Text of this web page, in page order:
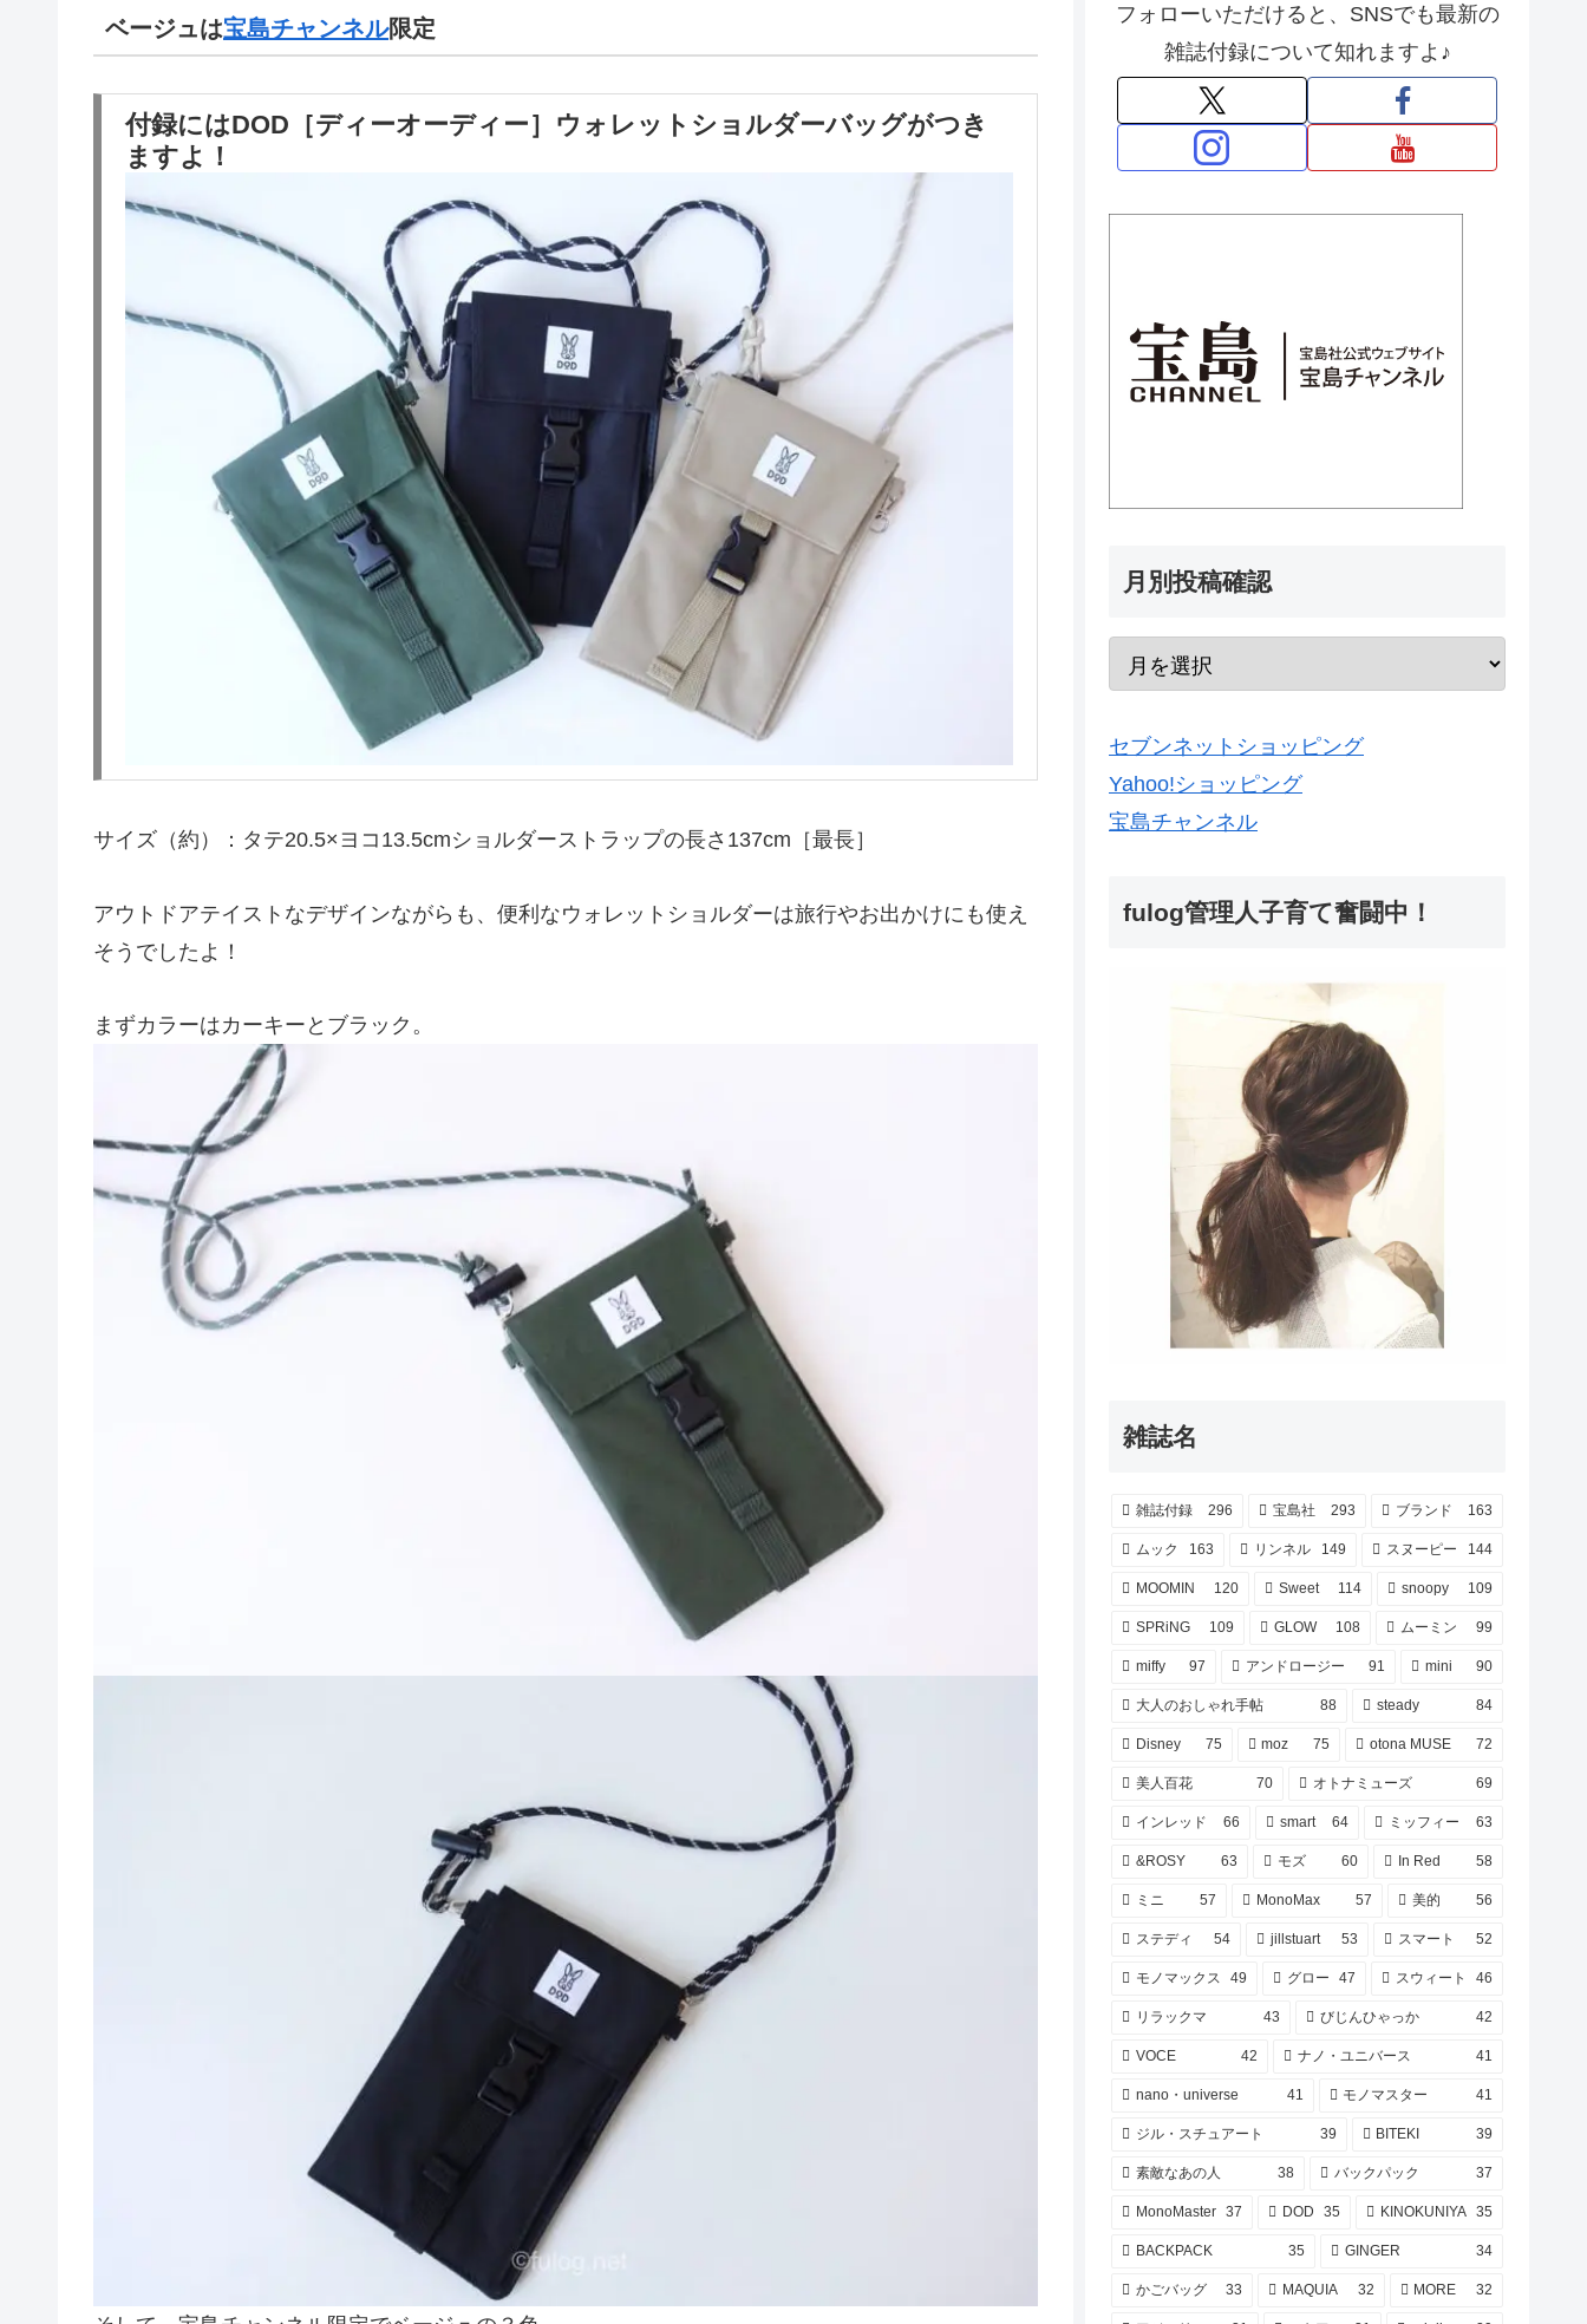
ベージュは宝島チャンネル限定
付録にはDOD［ディーオーディー］ ウォレット ショルダーバッグがつき
ますよ！
サイズ（約）：タテ20.5×ヨコ13.5cmショルダーストラップの長さ137cm［最長］
アウトドアテイストなデザインながらも、便利なウォレットショルダーは旅行やお出かけにも使え
そうでしたよ！
まずカラーはカーキーとブラック。
フォローいただけると、SNSでも最新の
雑誌付録について知れますよ♪
月別投稿確認
セブンネットショッピング
Yahoo!ショッピング
宝島チャンネル
fulog管理人子育て奮闘中！
雑誌名
雑誌付録 296 宝島社 293 ブランド 163
ムック 163 リンネル 149 スヌーピー 144
MOOMIN 120 Sweet 114 snoopy 109
SPRiNG 109 GLOW 108 ムーミン 99
miffy 97 アンドロージー 91 mini 90
大人のおしゃれ手帖 88 steady 84
Disney 75 moz 75 otona MUSE 72
美人百花 70 オトナミューズ 69
インレッド 66 smart 64 ミッフィー 63
&ROSY 63 モズ 60 In Red 58
ミニ 57 MonoMax 57 美的 56
ステディ 54 jillstuart 53 スマート 52
モノマックス 49 グロー 47 スウィート 46
リラックマ 43 びじんひゃっか 42
VOCE 42 ナノ・ユニバース 41
nano・universe 41 モノマスター 41
ジル・スチュアート 39 BITEKI 39
素敵なあの人 38 バックパック 37
MonoMaster 37 DOD 35 KINOKUNIYA 35
BACKPACK 35 GINGER 34
かごバッグ 33 MAQUIA 32 MORE 32